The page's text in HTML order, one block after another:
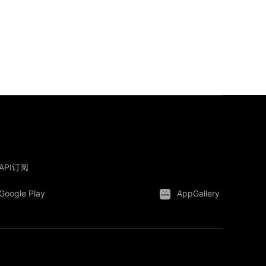
订阅
Play AppGallery